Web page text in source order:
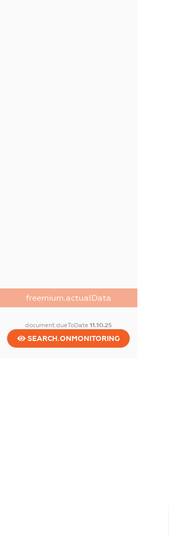
freemium.actualData
document.dueToDate11.10.25
SEARCH.ONMONITORING